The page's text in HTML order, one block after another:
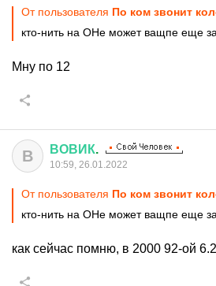
От пользователя По ком звонит
кто-нить на ОНе может ващпе еще
Мну по 12
В ВОВИК.
10:59, 26.01.2022
От пользователя По ком звонит
кто-нить на ОНе может ващпе еще
как сейчас помню, в 2000 92-ой